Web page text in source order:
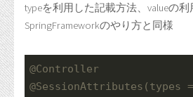
typeを利用した記載方法、valueの
SpringFrameworkのやり方と同様
@Controller
@SessionAttributes (types